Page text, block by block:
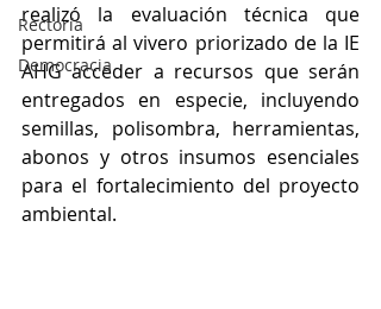
Rectoría
Democracia
realizó la evaluación técnica que
permitirá al vivero priorizado de la IE
AHG acceder a recursos que serán
entregados en especie, incluyendo
semillas, polisombra, herramientas,
abonos y otros insumos esenciales
para el fortalecimiento del proyecto
ambiental.